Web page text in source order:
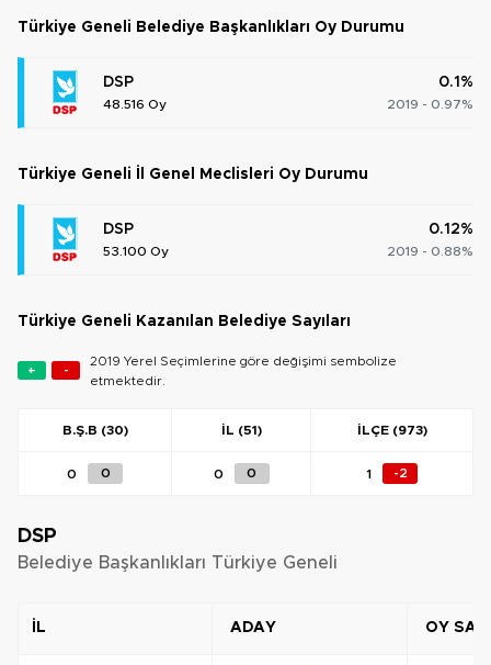
Türkiye Geneli Belediye Başkanlıkları Oy Durumu
DSP
48.516 Oy
0.1%
2019 - 0.97%
Türkiye Geneli İl Genel Meclisleri Oy Durumu
DSP
53.100 Oy
0.12%
2019 - 0.88%
Türkiye Geneli Kazanılan Belediye Sayıları
+ -
2019 Yerel Seçimlerine göre değişimi sembolize
etmektedir.
B.Ş.B (30) İL (51) İLÇE (973)
0 0 0 0 1 -2
DSP
Belediye Başkanlıkları Türkiye Geneli
İL ADAY OY